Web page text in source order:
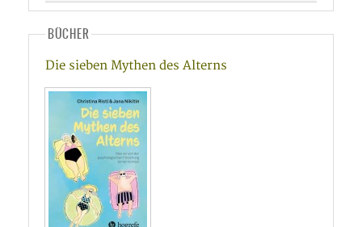
BÜCHER
Die sieben Mythen des Alterns